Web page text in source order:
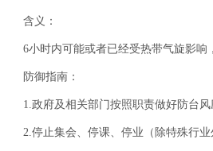
含义：
6小时内可能或者已经受热带气旋影响
防御指南：
1.政府及相关部门按照职责做好防台风
2.停止集会、停课、停业（除特殊行业